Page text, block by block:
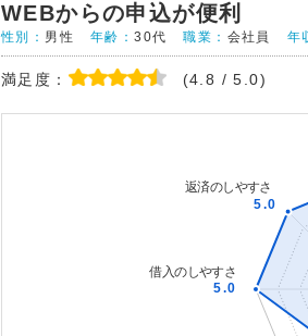
WEBからの申込が便利
性別： 男性 年齢：30代 職業： 会社員 年
満足度： (4.8 / 5.0)